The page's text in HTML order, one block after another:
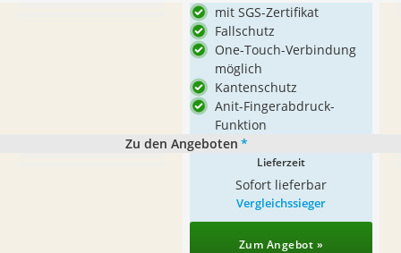
mit SGS-Zertifikat
Fallschutz
One-Touch-Verbindung
möglich
Kantenschutz
Anit-Fingerabdruck-
Funktion
Zu den Angeboten *
Lieferzeit
Sofort lieferbar
Vergleichssieger
Zum Angebot »